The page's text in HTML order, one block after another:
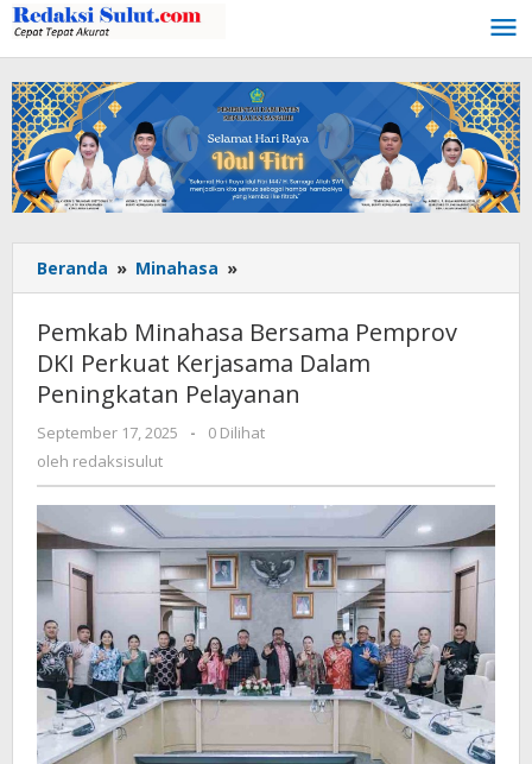
Lewati
ke
konten
Beranda » Minahasa »
Minahasa
Pemprov
DKI
Perkuat
Dalam
Pelayanan
Pemkab Minahasa Bersama Pemprov
DKI Perkuat Kerjasama Dalam
Peningkatan Pelayanan
September 17, 2025
oleh
-
0 Dilihat
oleh redaksisulut